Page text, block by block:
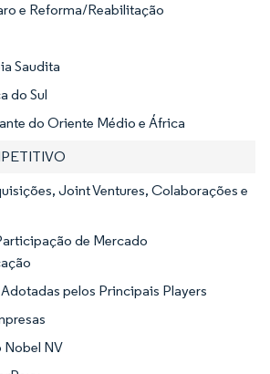
e Reforma/Reabilitação
Saudita
do Sul
do Oriente Médio e África
Joint Ventures, Colaborações e
de Mercado
pelos Principais Players
Nobel NV